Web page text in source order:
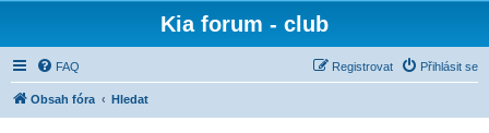
Kia forum - club
FAQ Přihlásit se
Registrovat
Obsah fóra Hledat